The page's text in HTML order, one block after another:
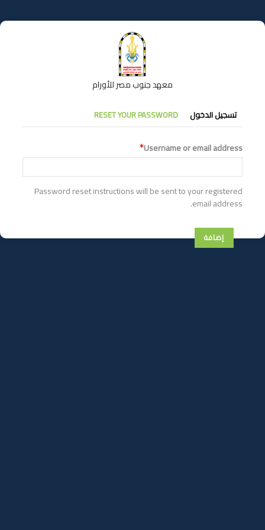
إلى
المحتوى
معهد جنوب مصر للأورام
التبويبات
الأساسية
تسجيل الدخول RESET YOUR PASSWORD
Username or email address
Password reset instructions will be sent to your registered
email address.